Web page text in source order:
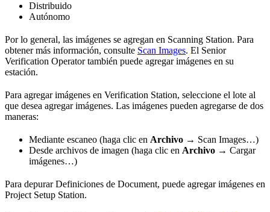
Distribuido
Autónomo
Por lo general, las imágenes se agregan en Scanning Station. Para
obtener más información, consulte Scan Images. El Senior
Verification Operator también puede agregar imágenes en su
estación.
Para agregar imágenes en Verification Station, seleccione el lote al
que desea agregar imágenes. Las imágenes pueden agregarse de dos
maneras:
Mediante escaneo (haga clic en Archivo → Scan Images…)
Desde archivos de imagen (haga clic en Archivo → Cargar
imágenes…)
Para depurar Definiciones de Document, puede agregar imágenes en
Project Setup Station.